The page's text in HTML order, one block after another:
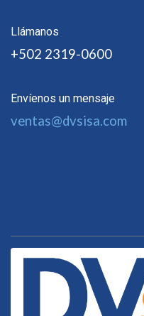
Llámanos
+502 2319-0600
Envíenos un mensaje
ventas@dvsisa.com